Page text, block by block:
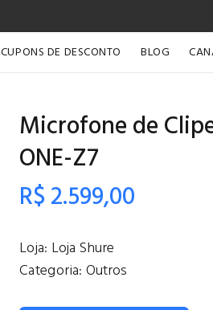
CUPONS DE DESCONTO BLOG
Microfone de
ONE-Z7
R$ 2.599,00
Loja: Loja Shure
Categoria: Outros